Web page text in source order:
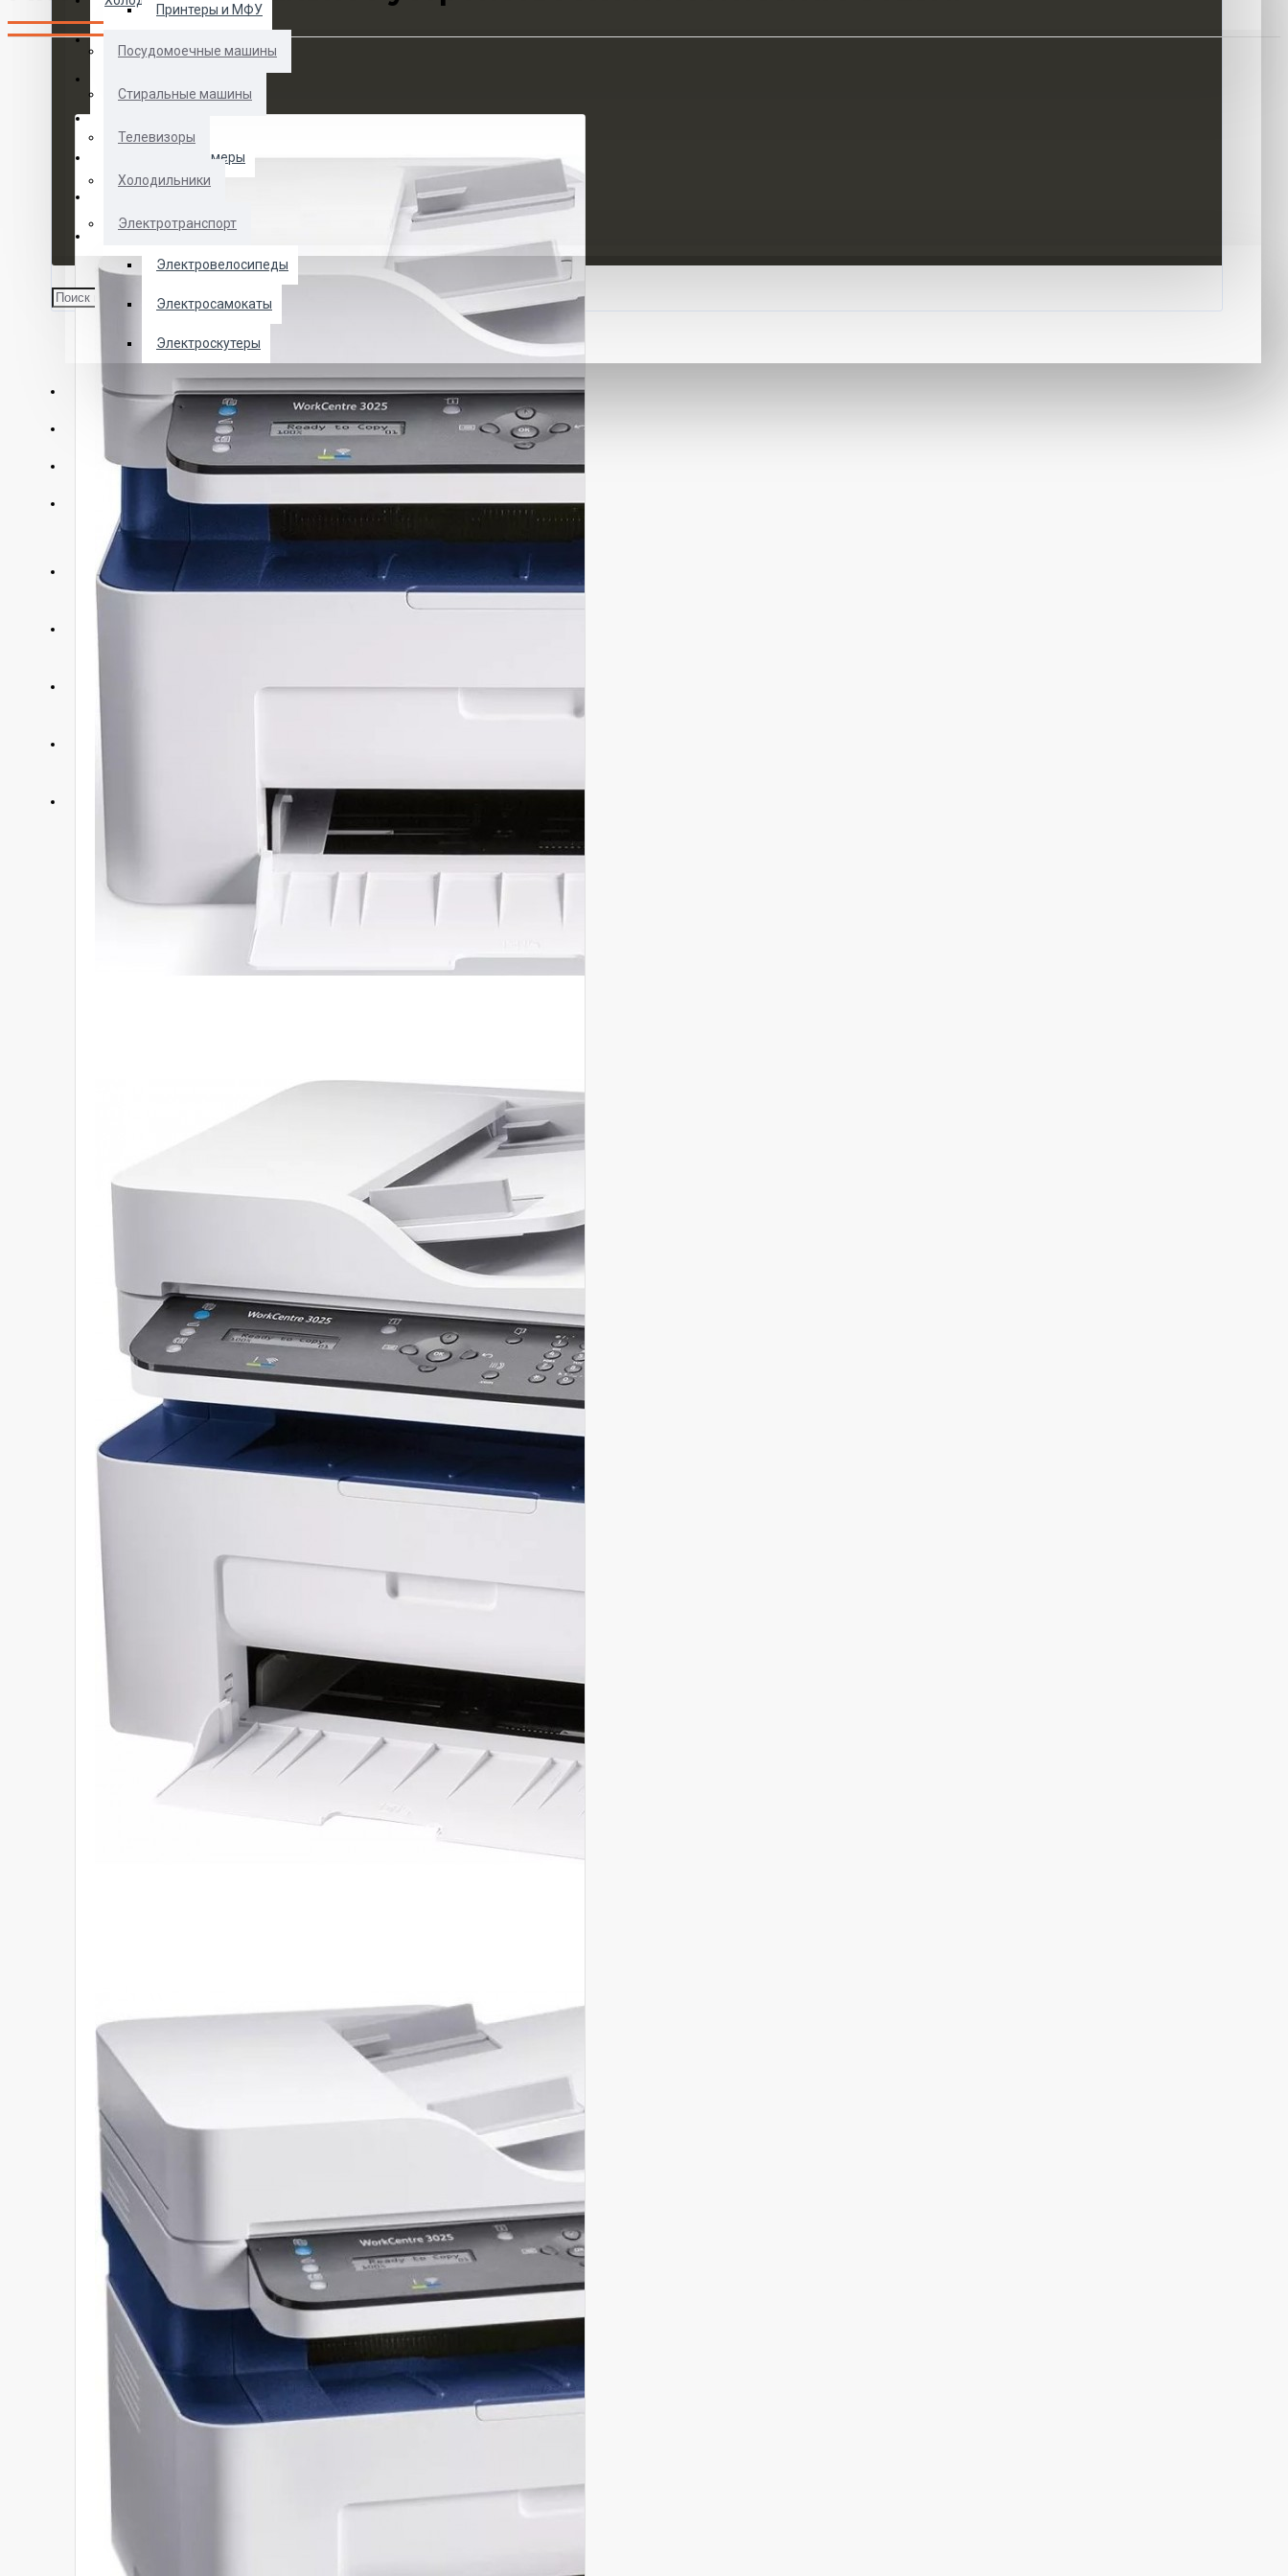
Морозильные камеры
Телевизоры
Принтеры и МФУ
Посудомоечные машины
Стиральные машины
Телевизоры
Холодильники
Электротранспорт
Электровелосипеды
Электросамокаты
Электроскутеры
О НАС
АКЦИИ
+375 29 377 88 33 Бытовая техника и ТВ
Компьютерная техника
Электротранспорт